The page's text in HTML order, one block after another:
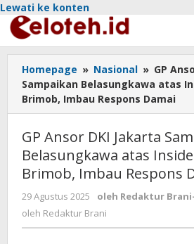
Lewati ke konten
Homepage » Nasional » GP
Sampaikan Belasungkawa atas
Brimob, Imbau Respons Damai
GP Ansor DKI Jakarta
Belasungkawa atas
Brimob, Imbau Respons
29 Agustus 2025 oleh Redaktur Brani-
oleh Redaktur Brani